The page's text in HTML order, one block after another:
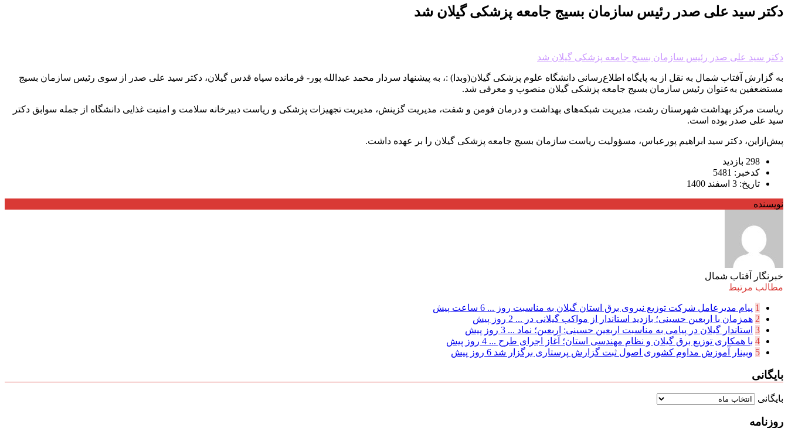
دکتر سید علی صدر رئیس سازمان بسیج جامعه پزشکی گیلان شد
دکتر سید علی صدر رئیس سازمان بسیج جامعه پزشکی گیلان شد
به گزارش آفتاب شمال به نقل از به پایگاه اطلاع‌رسانی دانشگاه علوم پزشکی گیلان(وبدا) :، به پیشنهاد سردار محمد عبدالله پور- فرمانده سپاه قدس گیلان، دکتر سید علی صدر از سوی رئیس سازمان بسیج
مستضعفین به‌عنوان رئیس سازمان بسیج جامعه پزشکی گیلان منصوب و معرفی شد.
ریاست مرکز بهداشت شهرستان رشت، مدیریت شبکه‌های بهداشت و درمان فومن و شفت، مدیریت گزینش، مدیریت تجهیزات پزشکی و ریاست دبیرخانه سلامت و امنیت غذایی دانشگاه از جمله سوابق دکتر
سید علی صدر بوده است.
پیش‌ازاین، دکتر سید ابراهیم پورعباس، مسؤولیت ریاست سازمان بسیج جامعه پزشکی گیلان را بر عهده داشت.
298 بازدید
کدخبر: 5481
تاریخ: 3 اسفند 1400
نویسنده
خبرنگار آفتاب شمال
مطالب مرتبط
1 پیام مدیرعامل شركت توزیع نیروی برق استان گیلان به مناسبت روز ... 6 ساعت پیش
2 همزمان با اربعین حسینی؛ بازدید استاندار از مواکب گیلانی در ... 2 روز پیش
3 استاندار گیلان در پیامی به مناسبت اربعین حسینی: اربعین؛ نماد ... 3 روز پیش
4 با همکاری توزیع برق گیلان و نظام مهندسی استان؛ آغاز اجرای طرح ... 4 روز پیش
5 وبینار آموزش مداوم کشوری اصول ثبت گزارش پرستاری برگزار شد 6 روز پیش
بایگانی
بایگانی
روزنامه